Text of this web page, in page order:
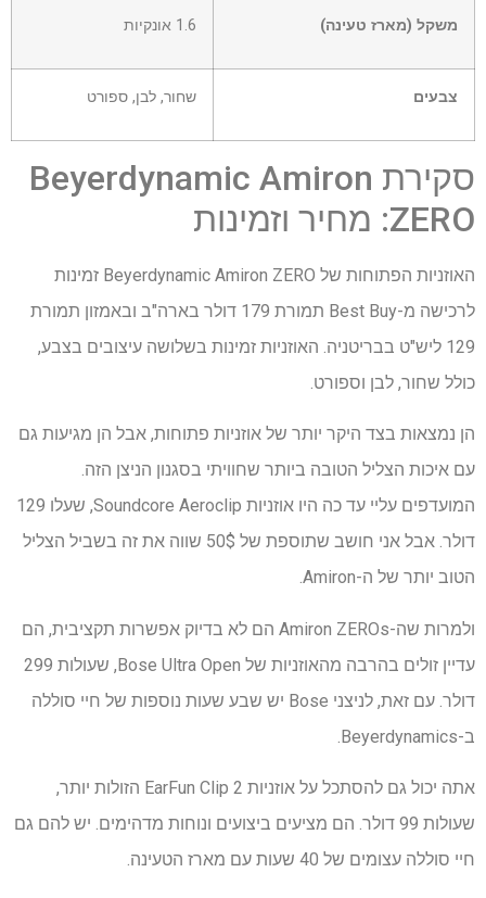
משקל (מארז טעינה) 1.6 אונקיות
צבעים שחור, לבן, ספורט
סקירת Beyerdynamic Amiron
ZERO: מחיר וזמינות
האוזניות הפתוחות של Beyerdynamic Amiron ZERO זמינות
לרכישה מ-Best Buy תמורת 179 דולר בארה"ב ובאמזון תמורת
129 ליש"ט בבריטניה. האוזניות זמינות בשלושה עיצובים בצבע,
כולל שחור, לבן וספורט.
הן נמצאות בצד היקר יותר של אוזניות פתוחות, אבל הן מגיעות גם
עם איכות הצליל הטובה ביותר שחוויתי בסגנון הניצן הזה.
המועדפים עליי עד כה היו אוזניות Soundcore Aeroclip, שעלו 129
דולר. אבל אני חושב שתוספת של 50$ שווה את זה בשביל הצליל
הטוב יותר של ה-Amiron.
ולמרות שה-Amiron ZEROs הם לא בדיוק אפשרות תקציבית, הם
עדיין זולים בהרבה מהאוזניות של Bose Ultra Open, שעולות 299
דולר. עם זאת, לניצני Bose יש שבע שעות נוספות של חיי סוללה
ב-Beyerdynamics.
אתה יכול גם להסתכל על אוזניות EarFun Clip 2 הזולות יותר,
שעולות 99 דולר. הם מציעים ביצועים ונוחות מדהימים. יש להם גם
חיי סוללה עצומים של 40 שעות עם מארז הטעינה.